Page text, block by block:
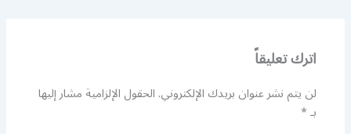
اترك تعليقاً
لن يتم نشر عنوان بريدك الإلكتروني.الحقول الإلزامية مشار إليها
بـ*